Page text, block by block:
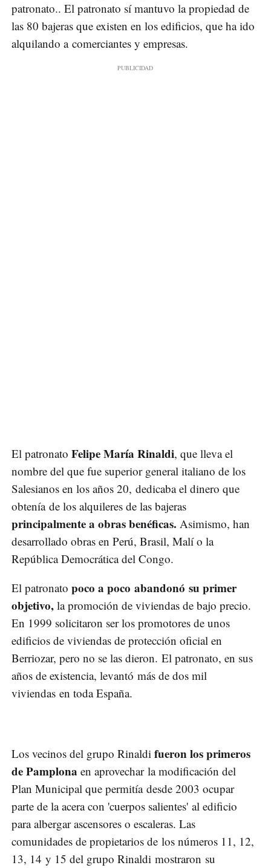
patronato.. El patronato sí mantuvo la propiedad de
las 80 bajeras que existen en los edificios, que ha ido
alquilando a comerciantes y empresas.
El patronato Felipe María Rinaldi, que lleva el
nombre del que fue superior general italiano de los
Salesianos en los años 20, dedicaba el dinero que
obtenía de los alquileres de las bajeras
principalmente a obras benéficas. Asimismo, han
desarrollado obras en Perú, Brasil, Malí o la
República Democrática del Congo.
El patronato poco a poco abandonó su primer
objetivo, la promoción de viviendas de bajo precio.
En 1999 solicitaron ser los promotores de unos
edificios de viviendas de protección oficial en
Berriozar, pero no se las dieron. El patronato, en sus
años de existencia, levantó más de dos mil
viviendas en toda España.
Los vecinos del grupo Rinaldi fueron los primeros
de Pamplona en aprovechar la modificación del
Plan Municipal que permitía desde 2003 ocupar
parte de la acera con 'cuerpos salientes' al edificio
para albergar ascensores o escaleras. Las
comunidades de propietarios de los números 11, 12,
13, 14 y 15 del grupo Rinaldi mostraron su